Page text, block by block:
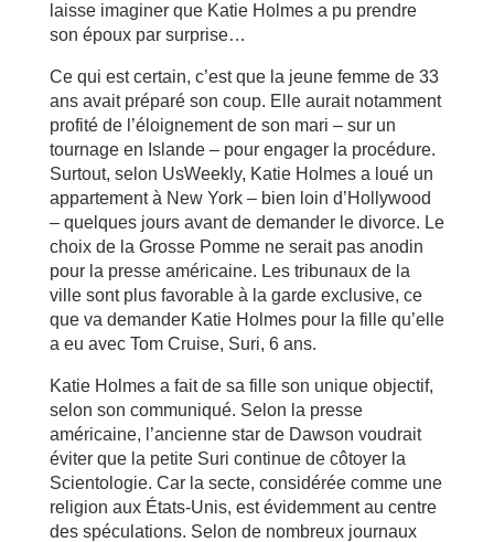
laisse imaginer que Katie Holmes a pu prendre
son époux par surprise…
Ce qui est certain, c’est que la jeune femme de 33
ans avait préparé son coup. Elle aurait notamment
profité de l’éloignement de son mari – sur un
tournage en Islande – pour engager la procédure.
Surtout, selon UsWeekly, Katie Holmes a loué un
appartement à New York – bien loin d’Hollywood
– quelques jours avant de demander le divorce. Le
choix de la Grosse Pomme ne serait pas anodin
pour la presse américaine. Les tribunaux de la
ville sont plus favorable à la garde exclusive, ce
que va demander Katie Holmes pour la fille qu’elle
a eu avec Tom Cruise, Suri, 6 ans.
Katie Holmes a fait de sa fille son unique objectif,
selon son communiqué. Selon la presse
américaine, l’ancienne star de Dawson voudrait
éviter que la petite Suri continue de côtoyer la
Scientologie. Car la secte, considérée comme une
religion aux États-Unis, est évidemment au centre
des spéculations. Selon de nombreux journaux